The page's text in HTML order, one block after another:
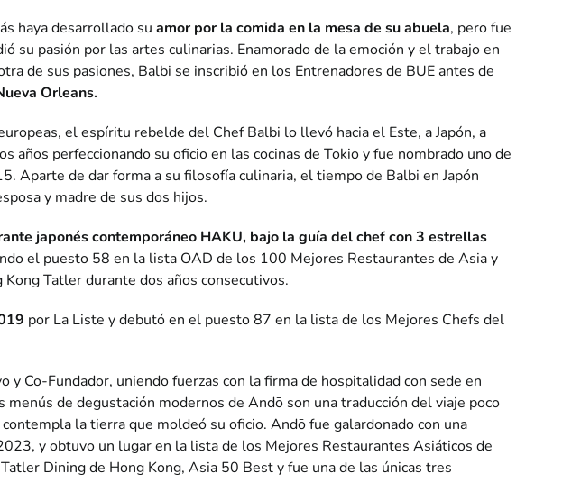
haya desarrollado su amor por la comida en la mesa de su abuela, pero fue
su pasión por las artes culinarias. Enamorado de la emoción y el trabajo en
de sus pasiones, Balbi se inscribió en los Entrenadores de BUE antes de
Orleans.
el espíritu rebelde del Chef Balbi lo llevó hacia el Este, a Japón, a
años perfeccionando su oficio en las cocinas de Tokio y fue nombrado uno de
Aparte de dar forma a su filosofía culinaria, el tiempo de Balbi en Japón
y madre de sus dos hijos.
japonés contemporáneo HAKU, bajo la guía del chef con 3 estrellas
el puesto 58 en la lista OAD de los 100 Mejores Restaurantes de Asia y
Tatler durante dos años consecutivos.
por La Liste y debutó en el puesto 87 en la lista de los Mejores Chefs del
Co-Fundador, uniendo fuerzas con la firma de hospitalidad con sede en
de degustación modernos de Andō son una traducción del viaje poco
la tierra que moldeó su oficio. Andō fue galardonado con una
y obtuvo un lugar en la lista de los Mejores Restaurantes Asiáticos de
Dining de Hong Kong, Asia 50 Best y fue una de las únicas tres